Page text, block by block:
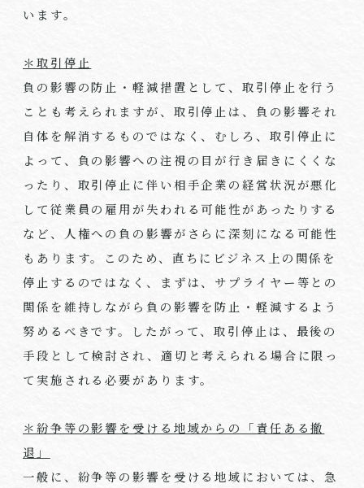
います。
＊取引停止
負の影響の防止・軽減措置として、取引停止を行う
ことも考えられますが、取引停止は、負の影響それ
自体を解消するものではなく、むしろ、取引停止に
よって、負の影響への注視の目が行き届きにくくな
ったり、取引停止に伴い相手企業の経営状況が悪化
して従業員の雇用が失われる可能性があったりする
など、人権への負の影響がさらに深刻になる可能性
もあります。このため、直ちにビジネス上の関係を
停止するのではなく、まずは、サプライヤー等との
関係を維持しながら負の影響を防止・軽減するよう
努めるべきです。したがって、取引停止は、最後の
手段として検討され、適切と考えられる場合に限っ
て実施される必要があります。
＊紛争等の影響を受ける地域からの「責任ある撤
退」
一般に、紛争等の影響を受ける地域においては、急